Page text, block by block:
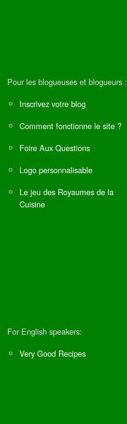
Pour les blogueuses et blogueurs :
Inscrivez votre blog
Comment fonctionne le site ?
Foire Aux Questions
Logo personnalisable
Le jeu des Royaumes de la
Cuisine
For English speakers:
Very Good Recipes